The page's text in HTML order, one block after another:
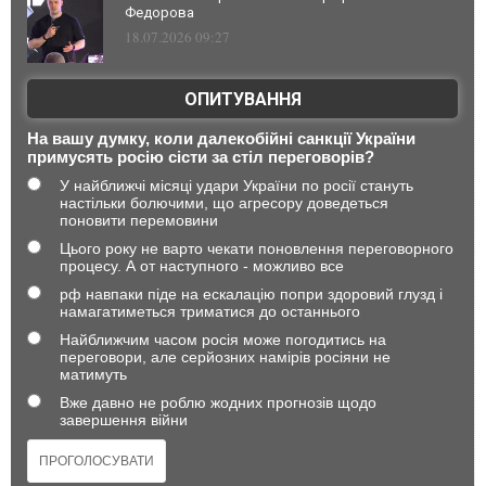
Федорова
18.07.2026 09:27
ОПИТУВАННЯ
На вашу думку, коли далекобійні санкції України
примусять росію сісти за стіл переговорів?
У найближчі місяці удари України по росії стануть
настільки болючими, що агресору доведеться
поновити перемовини
Цього року не варто чекати поновлення переговорного
процесу. А от наступного - можливо все
рф навпаки піде на ескалацію попри здоровий глузд і
намагатиметься триматися до останнього
Найближчим часом росія може погодитись на
переговори, але серйозних намірів росіяни не
матимуть
Вже давно не роблю жодних прогнозів щодо
завершення війни